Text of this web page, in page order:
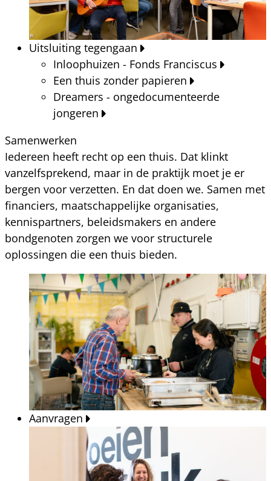
Uitsluiting tegengaan
Inloophuizen - Fonds Franciscus
Een thuis zonder papieren
Dreamers - ongedocumenteerde
jongeren
Samenwerken
Iedereen heeft recht op een thuis. Dat klinkt
vanzelfsprekend, maar in de praktijk moet je er
bergen voor verzetten. En dat doen we. Samen met
financiers, maatschappelijke organisaties,
kennispartners, beleidsmakers en andere
bondgenoten zorgen we voor structurele
oplossingen die een thuis bieden.
Aanvragen